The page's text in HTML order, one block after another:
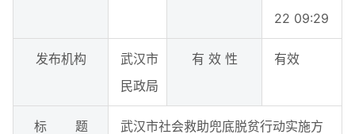
22 09:29
发布机构
武汉市
民政局
有 效 性 有效
标 题
武汉市社会救助兜底脱贫行动实施方